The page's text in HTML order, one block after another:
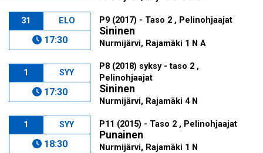
31 ELO
17:30
P9 (2017) - Taso 2 , Pelinohjaajat
Sininen
Nurmijärvi, Rajamäki 1 N A
1 SYY
17:30
P8 (2018) syksy - taso 2 ,
Pelinohjaajat
Sininen
Nurmijärvi, Rajamäki 4 N
1 SYY
18:30
P11 (2015) - Taso 2 , Pelinohjaajat
Punainen
Nurmijärvi, Rajamäki 1 N